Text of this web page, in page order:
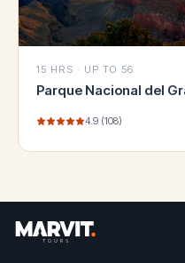
15 HRS · UP TO 56
Parque Nacional del
4.9 (108)